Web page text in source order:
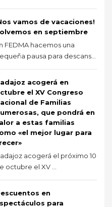
vamos de vacaciones!
en septiembre
FEDMA hacemos una
pausa para descans...
acogerá en
el XV Congreso
de Familias
que pondrá en
a estas familias
«el mejor lugar para
acogerá el próximo 10
octubre el XV ...
en
para